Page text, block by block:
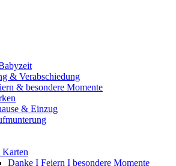
& Verabschiedung
& besondere Momente
& Einzug
Danke I Feiern I besondere Momente